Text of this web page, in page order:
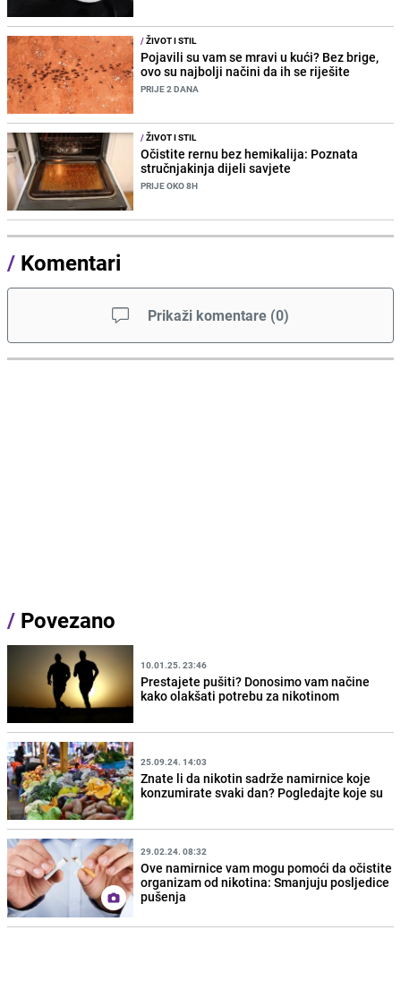
/ŽIVOT I STIL
Pojavili su vam se mravi u kući? Bez brige,
ovo su najbolji načini da ih se riješite
PRIJE 2 DANA
/ŽIVOT I STIL
Očistite rernu bez hemikalija: Poznata
stručnjakinja dijeli savjete
PRIJE OKO 8H
/ Komentari
Prikaži komentare (0)
/ Povezano
10.01.25. 23:46
Prestajete pušiti? Donosimo vam načine
kako olakšati potrebu za nikotinom
25.09.24. 14:03
Znate li da nikotin sadrže namirnice koje
konzumirate svaki dan? Pogledajte koje su
29.02.24. 08:32
Ove namirnice vam mogu pomoći da očistite
organizam od nikotina: Smanjuju posljedice
pušenja